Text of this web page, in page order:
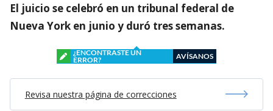
El juicio se celebró en un tribunal federal de
Nueva York en junio y duró tres semanas.
¿ENCONTRASTE UN
ERROR?
AVÍSANOS
Revisa nuestra página de correcciones